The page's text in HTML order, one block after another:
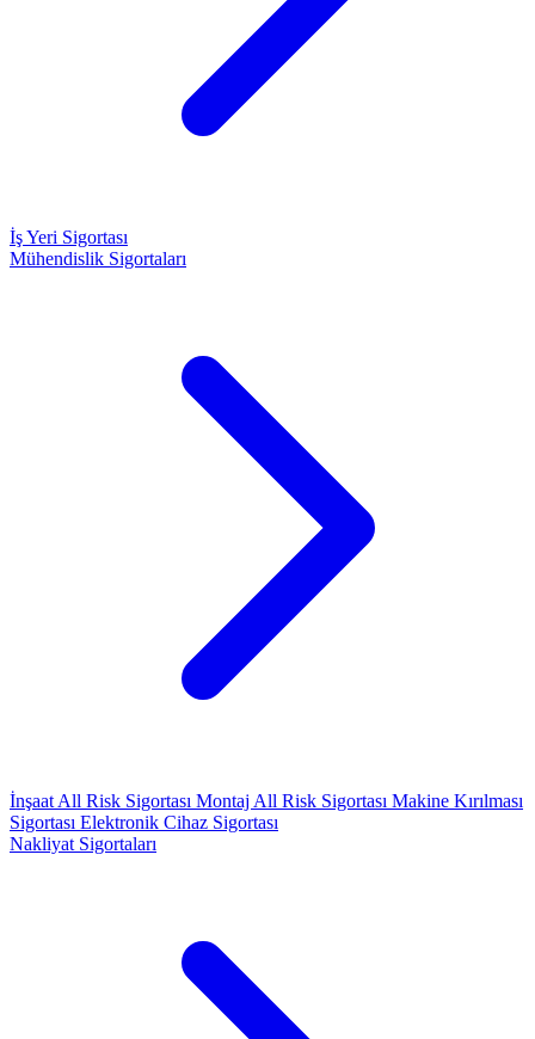
İş Yeri Sigortası
Mühendislik Sigortaları
İnşaat All Risk Sigortası Montaj All Risk Sigortası Makine Kırılması
Sigortası Elektronik Cihaz Sigortası
Nakliyat Sigortaları